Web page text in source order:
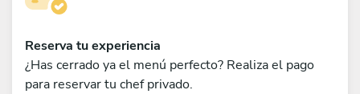
Reserva tu experiencia
¿Has cerrado ya el menú perfecto? Realiza el pago
para reservar tu chef privado.